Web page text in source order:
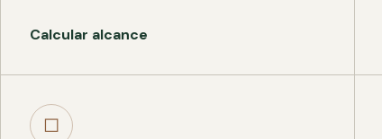
Calcular alcance
□